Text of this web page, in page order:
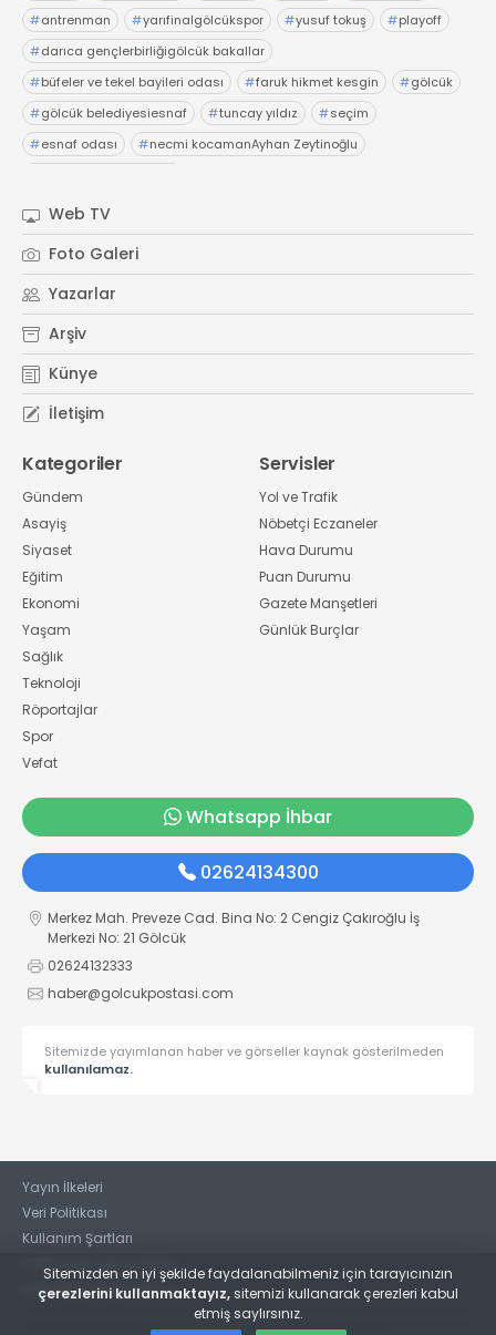
#antrenman #yarıfinalgölcükspor #yusuf tokuş #playoff
#darıca gençlerbirliğigölcük bakallar
#büfeler ve tekel bayileri odası #faruk hikmet kesgin #gölcük
#gölcük belediyesiesnaf #tuncay yıldız #seçim
#esnaf odası #necmi kocamanAyhan Zeytinoğlu
Web TV
Foto Galeri
Yazarlar
Arşiv
Künye
İletişim
Kategoriler
Gündem
Asayiş
Siyaset
Eğitim
Ekonomi
Yaşam
Sağlık
Teknoloji
Röportajlar
Spor
Vefat
Servisler
Yol ve Trafik
Nöbetçi Eczaneler
Hava Durumu
Puan Durumu
Gazete Manşetleri
Günlük Burçlar
Whatsapp İhbar
02624134300
Merkez Mah. Preveze Cad. Bina No: 2 Cengiz Çakıroğlu İş
Merkezi No: 21 Gölcük
02624132333
haber@golcukpostasi.com
Sitemizde yayımlanan haber ve görseller kaynak gösterilmeden
kullanılamaz.
Yayın İlkeleri
Veri Politikası
Kullanım Şartları
KVKK Bilgi Talep Formu
Sitemizden en iyi şekilde faydalanabilmeniz için tarayıcınızın
çerezlerini kullanmaktayız, sitemizi kullanarak çerezleri kabul
etmiş saylırsınız.